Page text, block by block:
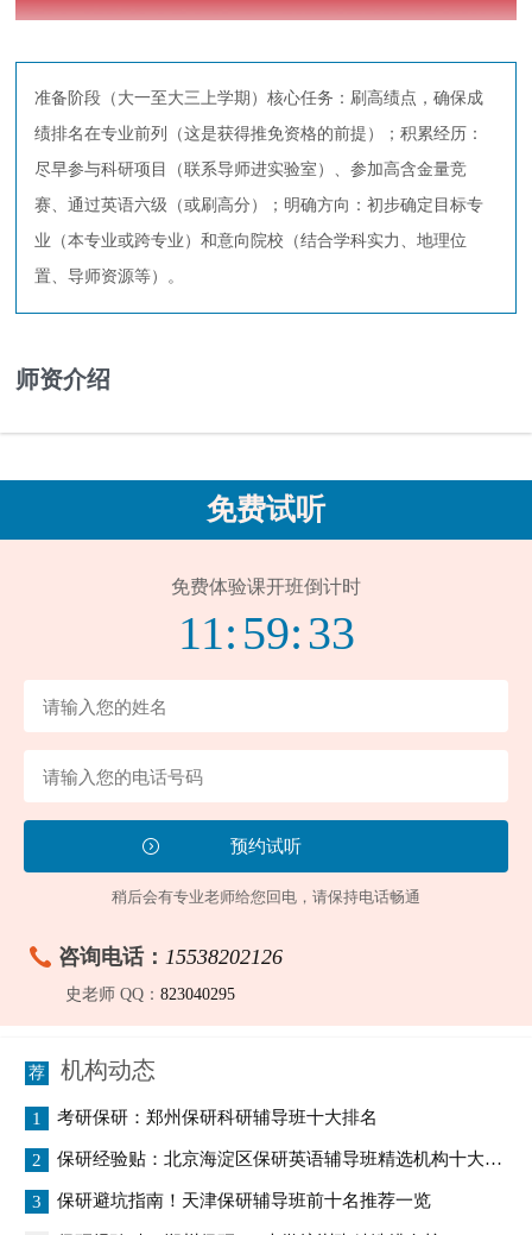
准备阶段（大一至大三上学期）核心任务：刷高绩点，确保成
绩排名在专业前列（这是获得推免资格的前提）；积累经历：
尽早参与科研项目（联系导师进实验室）、参加高含金量竞
赛、通过英语六级（或刷高分）；明确方向：初步确定目标专
业（本专业或跨专业）和意向院校（结合学科实力、地理位
置、导师资源等）。
师资介绍
免费试听
免费体验课开班倒计时
11: 59: 33
稍后会有专业老师给您回电，请保持电话畅通
咨询电话： 15538202126
史老师 QQ： 823040295
机构动态
1 考研保研：郑州保研科研辅导班十大排名
2 保研经验贴：北京海淀区保研英语辅导班精选机构十大排名
3 保研避坑指南！天津保研辅导班前十名推荐一览